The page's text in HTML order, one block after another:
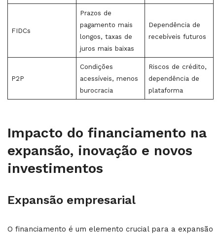
FIDCs
Prazos de
pagamento mais
longos, taxas de
juros mais baixas
Dependência de
recebíveis futuros
P2P
Condições
acessíveis, menos
burocracia
Riscos de crédito,
dependência de
plataforma
Impacto do financiamento na
expansão, inovação e novos
investimentos
Expansão empresarial
O financiamento é um elemento crucial para a expansão